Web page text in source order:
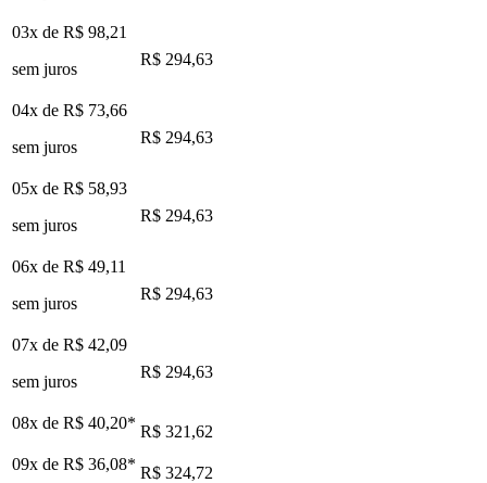
03x de R$ 98,21
sem juros
R$ 294,63
04x de R$ 73,66
sem juros
R$ 294,63
05x de R$ 58,93
sem juros
R$ 294,63
06x de R$ 49,11
sem juros
R$ 294,63
07x de R$ 42,09
sem juros
R$ 294,63
08x de R$ 40,20* R$ 321,62
09x de R$ 36,08* R$ 324,72